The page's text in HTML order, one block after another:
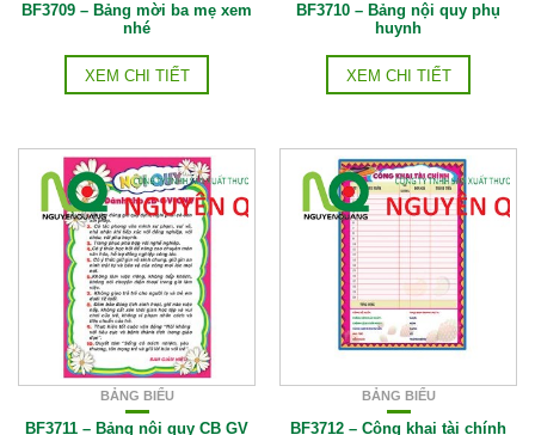
BF3709 – Bảng mời ba mẹ xem
nhé
XEM CHI TIẾT
BF3710 – Bảng nội quy phụ
huynh
XEM CHI TIẾT
BẢNG BIỂU
BF3711 – Bảng nội quy CB GV
BẢNG BIỂU
BF3712 – Công khai tài chính